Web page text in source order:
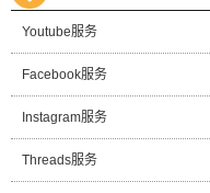
Youtube服务
Facebook服务
Instagram服务
Threads服务